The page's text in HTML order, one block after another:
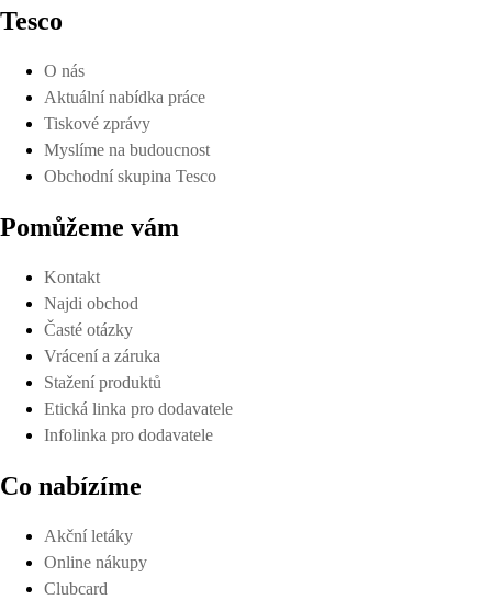
Tesco
O nás
Aktuální nabídka práce
Tiskové zprávy
Myslíme na budoucnost
Obchodní skupina Tesco
Pomůžeme vám
Kontakt
Najdi obchod
Časté otázky
Vrácení a záruka
Stažení produktů
Etická linka pro dodavatele
Infolinka pro dodavatele
Co nabízíme
Akční letáky
Online nákupy
Clubcard